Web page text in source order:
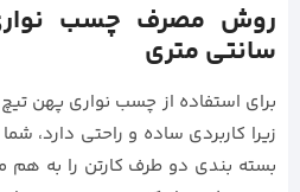
سانتی متری
برای استفاده از چسب نواری پهن تیچ
زیرا کاربردی ساده و راحتی دارد،
بسته بندی دو طرف کارتن را به هم